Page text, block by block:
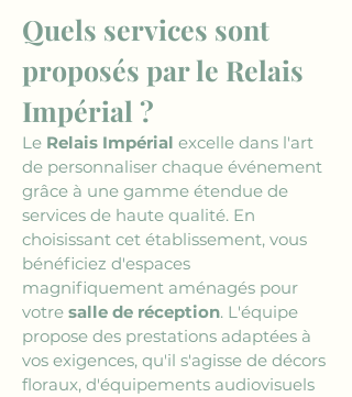
Quels services sont
proposés par le Relais
Impérial ?
Le Relais Impérial excelle dans l'art
de personnaliser chaque événement
grâce à une gamme étendue de
services de haute qualité. En
choisissant cet établissement, vous
bénéficiez d'espaces
magnifiquement aménagés pour
votre salle de réception. L'équipe
propose des prestations adaptées à
vos exigences, qu'il s'agisse de décors
floraux, d'équipements audiovisuels